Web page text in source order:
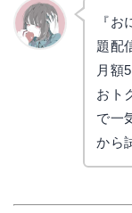
『
題配
月額
おト
で一
から